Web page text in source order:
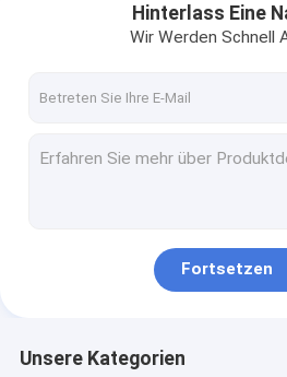
Hinterlass Eine
Wir Werden Schnell
Fortsetzen
Unsere Kategorien